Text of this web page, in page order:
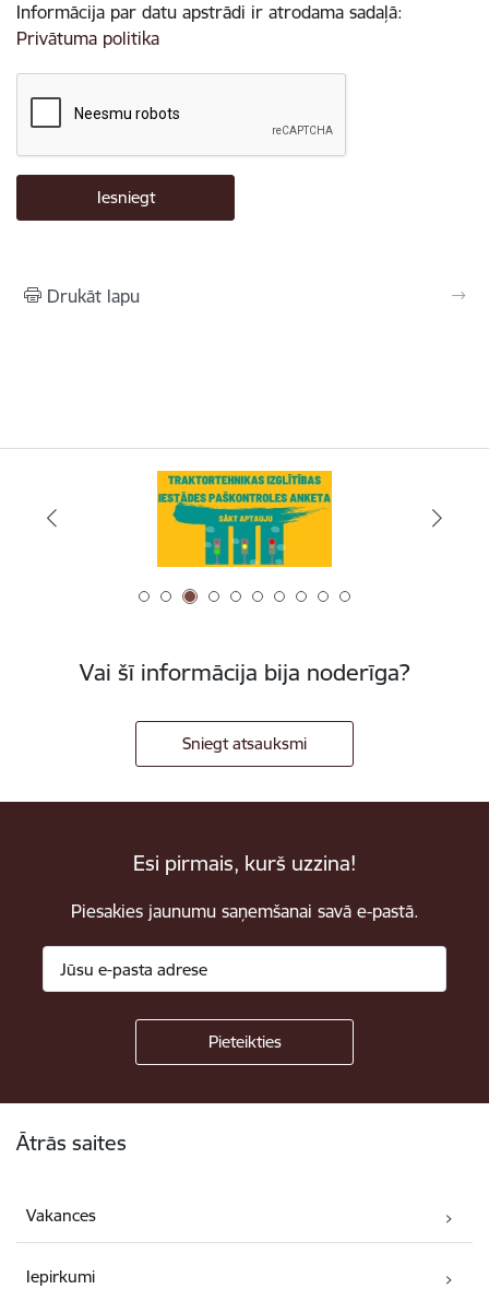
Informācija par datu apstrādi ir atrodama sadaļā:
Privātuma politika
Drukāt lapu
Vai šī informācija bija noderīga?
Sniegt atsauksmi
Esi pirmais, kurš uzzina!
Piesakies jaunumu saņemšanai savā e-pastā.
Ātrās saites
Vakances
Iepirkumi